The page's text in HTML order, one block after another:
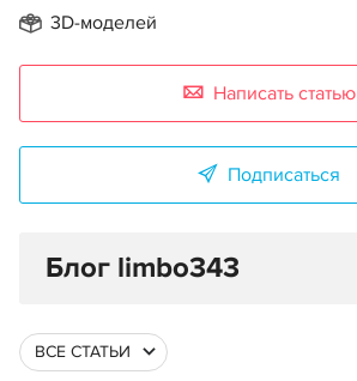
3D-моделей
Написать статью
Подписаться
Блог limbo343
ВСЕ СТАТЬИ